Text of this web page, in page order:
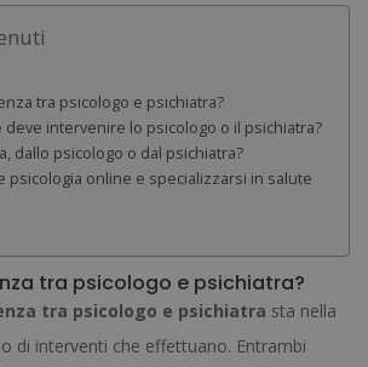
tra psicologo e psichiatra?
deve intervenire lo psicologo o il psichiatra?
dallo psicologo o dal psichiatra?
psicologia online e specializzarsi in salute
tra psicologo e psichiatra?
tra psicologo e psichiatra sta nella
di interventi che effettuano. Entrambi